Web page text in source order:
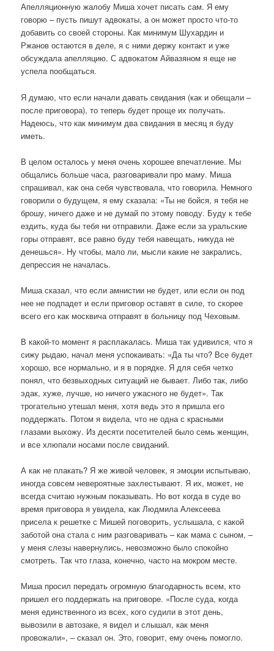
Апелляционную жалобу Миша хочет писать сам. Я ему
говорю – пусть пишут адвокаты, а он может просто что-то
добавить со своей стороны. Как минимум Шухардин и
Ржанов остаются в деле, я с ними держу контакт и уже
обсуждала апелляцию. С адвокатом Айвазяном я еще не
успела пообщаться.
Я думаю, что если начали давать свидания (как и обещали –
после приговора), то теперь будет проще их получать.
Надеюсь, что как минимум два свидания в месяц я буду
иметь.
В целом осталось у меня очень хорошее впечатление. Мы
общались больше часа, разговаривали про маму. Миша
спрашивал, как она себя чувствовала, что говорила. Немного
говорили о будущем, я ему сказала: «Ты не бойся, я тебя не
брошу, ничего даже и не думай по этому поводу. Буду к тебе
ездить, куда бы тебя ни отправили. Даже если за уральские
горы отправят, все равно буду тебя навещать, никуда не
денешься». Ну чтобы, мало ли, мысли какие не закрались,
депрессия не началась.
Миша сказал, что если амнистии не будет, или если он под
нее не подпадет и если приговор оставят в силе, то скорее
всего его как москвича отправят в больницу под Чеховым.
В какой-то момент я расплакалась. Миша так удивился, что я
сижу рыдаю, начал меня успокаивать: «Да ты что? Все будет
хорошо, все нормально, и я в порядке. Я для себя четко
понял, что безвыходных ситуаций не бывает. Либо так, либо
эдак, хуже, лучше, но ничего ужасного не будет». Так
трогательно утешал меня, хотя ведь это я пришла его
поддержать. Потом я видела, что не одна с красными
глазами выхожу. Из десяти посетителей было семь женщин,
и все хлюпали носами после свиданий.
А как не плакать? Я же живой человек, я эмоции испытываю,
иногда совсем невероятные захлестывают. Я их, может, не
всегда считаю нужным показывать. Но вот когда в суде во
время приговора я увидела, как Людмила Алексеева
присела к решетке с Мишей поговорить, услышала, с какой
заботой она стала с ним разговаривать – как мама с сыном, –
у меня слезы навернулись, невозможно было спокойно
смотреть. Так что глаза, конечно, часто на мокром месте.
Миша просил передать огромную благодарность всем, кто
пришел его поддержать на приговоре. «После суда, когда
меня единственного из всех, кого судили в этот день,
вывозили в автозаке, я видел и слышал, как меня
провожали», – сказал он. Это, говорит, ему очень помогло.